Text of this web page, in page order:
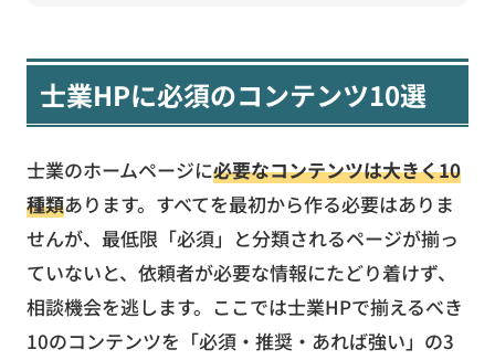
士業HPに必須のコンテンツ10選
士業のホームページに必要なコンテンツは大きく10
種類あります。すべてを最初から作る必要はありま
せんが、最低限「必須」と分類されるページが揃っ
ていないと、依頼者が必要な情報にたどり着けず、
相談機会を逃します。ここでは士業HPで揃えるべき
10のコンテンツを「必須・推奨・あれば強い」の3